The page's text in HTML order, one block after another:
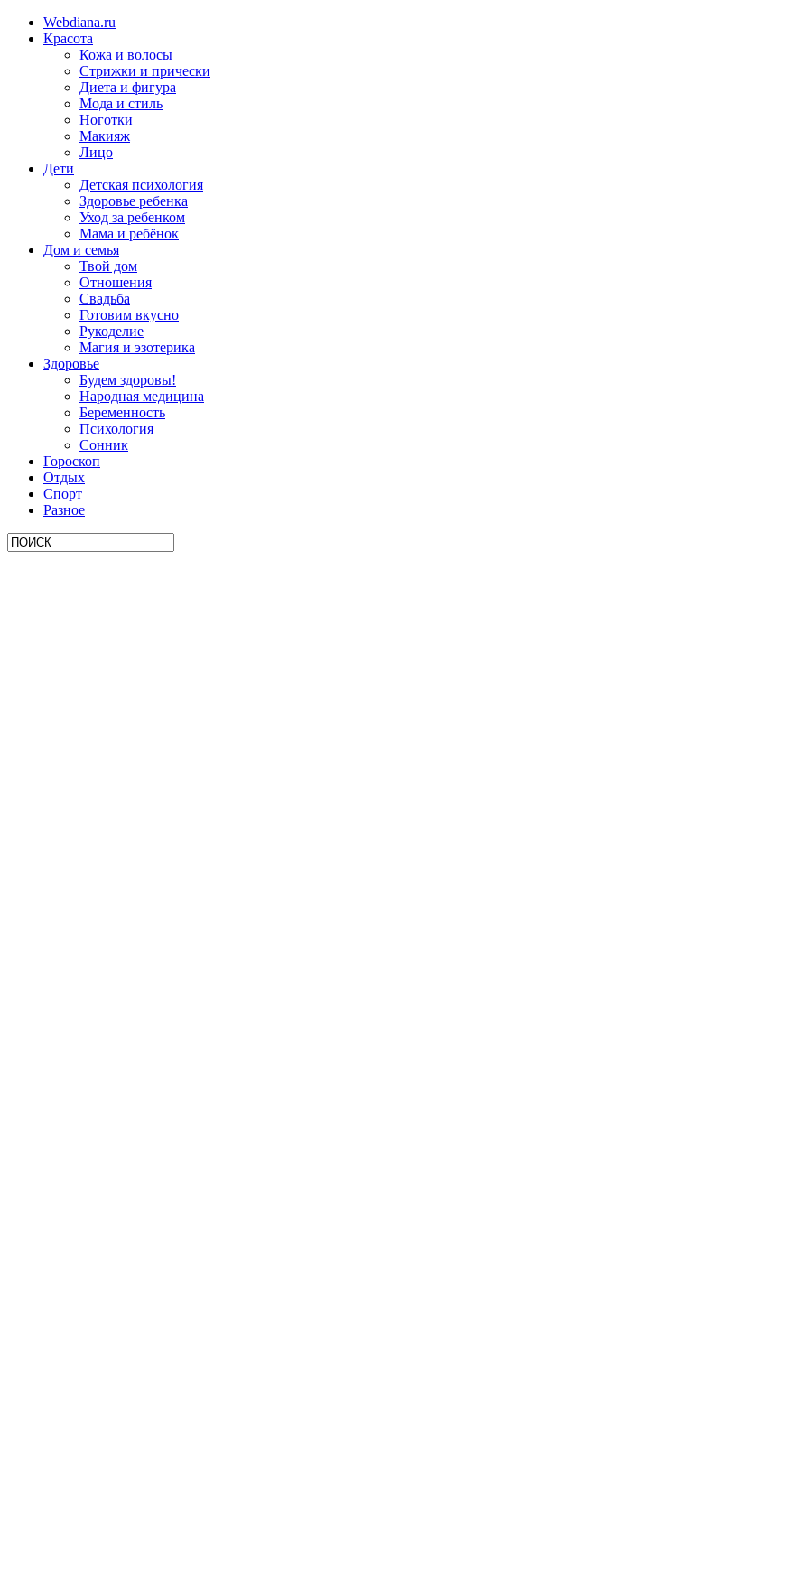
Webdiana.ru
Красота
Кожа и волосы
Стрижки и прически
Диета и фигура
Мода и стиль
Ноготки
Макияж
Лицо
Дети
Детская психология
Здоровье ребенка
Уход за ребенком
Мама и ребёнок
Дом и семья
Твой дом
Отношения
Свадьба
Готовим вкусно
Рукоделие
Магия и эзотерика
Здоровье
Будем здоровы!
Народная медицина
Беременность
Психология
Сонник
Гороскоп
Отдых
Спорт
Разное